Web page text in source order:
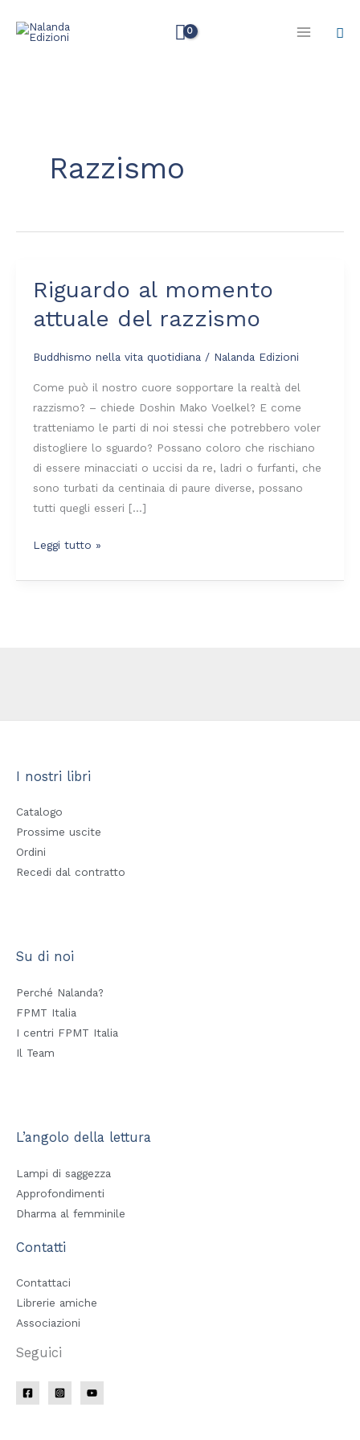
Razzismo
Riguardo al momento
attuale del razzismo
Buddhismo nella vita quotidiana / Nalanda Edizioni
Come può il nostro cuore sopportare la realtà del
razzismo? – chiede Doshin Mako Voelkel? E come
tratteniamo le parti di noi stessi che potrebbero voler
distogliere lo sguardo? Possano coloro che rischiano
di essere minacciati o uccisi da re, ladri o furfanti, che
sono turbati da centinaia di paure diverse, possano
tutti quegli esseri […]
Riguardo
momento
del
razzismo
Leggi tutto »
I nostri libri
Catalogo
Prossime uscite
Ordini
Recedi dal contratto
Su di noi
Perché Nalanda?
FPMT Italia
I centri FPMT Italia
Il Team
L’angolo della lettura
Lampi di saggezza
Approfondimenti
Dharma al femminile
Contatti
Contattaci
Librerie amiche
Associazioni
Seguici